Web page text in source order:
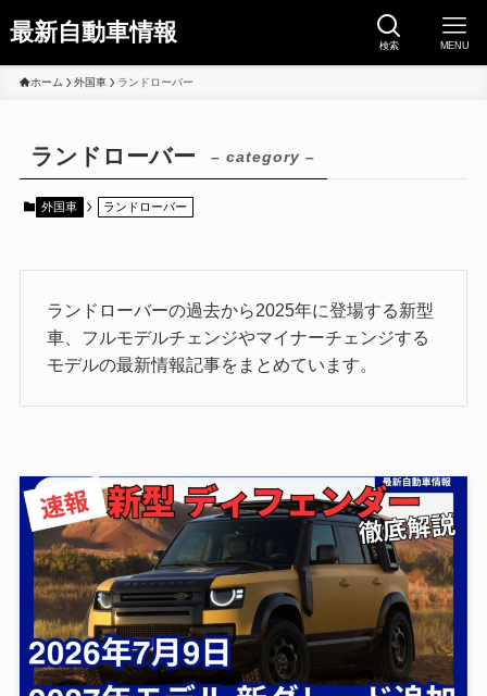
最新自動車情報 検索 MENU
ホーム 外国車 ランドローバー
ランドローバー – category –
外国車 ランドローバー
ランドローバーの過去から2025年に登場する新型
車、フルモデルチェンジやマイナーチェンジする
モデルの最新情報記事をまとめています。